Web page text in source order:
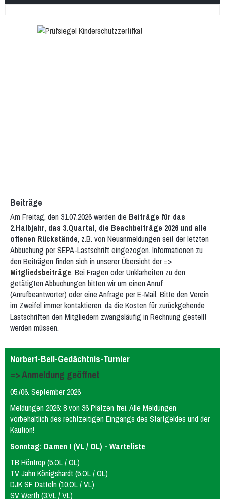
Beiträge
Am Freitag, den 31.07.2026 werden die Beiträge für das
2.Halbjahr, das 3.Quartal, die Beachbeiträge 2026 und alle
offenen Rückstände, z.B. von Neuanmeldungen seit der letzten
Abbuchung per SEPA-Lastschrift eingezogen. Informationen zu
den Beiträgen finden sich in unserer Übersicht der =>
Mitgliedsbeiträge. Bei Fragen oder Unklarheiten zu den
getätigten Abbuchungen bitten wir um einen Anruf
(Anrufbeantworter) oder eine Anfrage per E-Mail. Bitte den Verein
im Zweifel immer kontaktieren, da die Kosten für zurückgehende
Lastschriften den Mitgliedern zwangsläufig in Rechnung gestellt
werden müssen.
Norbert-Beil-Gedächtnis-Turnier
=> Anmeldung geöffnet
05./06. September 2026
Meldungen 2026: 8 von 36 Plätzen frei. Alle Meldungen
vorbehaltlich des rechtzeitigen Eingangs des Startgeldes und der
Kaution!
Sonntag: Damen I (VL / OL) - Warteliste
TB Höntrop (5.OL / OL)
TV Jahn Königshardt (5.OL / OL)
DJK SF Datteln (10.OL / VL)
SV Werth (3.VL / VL)